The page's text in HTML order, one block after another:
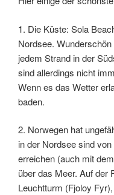
1. Die Küste: Sola
Nordsee.
jedem Strand in der
sind allerdings nicht
Wenn es das Wetter
baden.
2. Norwegen hat
in der Nordsee sind
erreichen (auch mit
über das Meer. Auf der
Leuchtturm (Fjoloy